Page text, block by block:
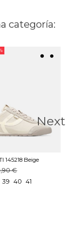
categoría:
145218 Beige
€
39 40 41
Next